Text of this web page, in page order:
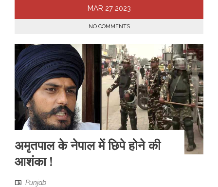
MAR 27 2023
NO COMMENTS
अमृतपाल के नेपाल में छिपे होने की
आशंका !
Punjab